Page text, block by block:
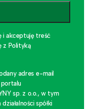
i akceptuję treść
z Polityką
adres e-mail
sp. z o.o., w tym
spółki